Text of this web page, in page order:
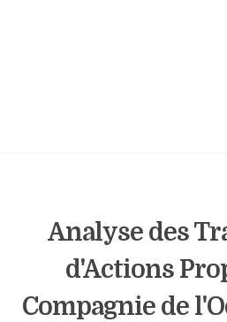
Analyse des
d'Actions
Compagnie de